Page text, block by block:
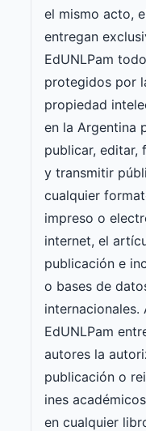
el mismo acto,
entregan
EdUNLPam
protegidos por
propiedad
en la Argentina
publicar, editar,
y transmitir
cualquier
impreso o
internet, el
publicación e
o bases de
internacionales.
EdUNLPam
autores la
publicación o
ines
en cualquier